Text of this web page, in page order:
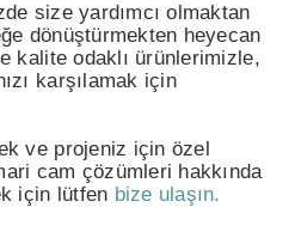
size yardımcı olmaktan
dönüştürmekten heyecan
kalite odaklı ürünlerimizle,
karşılamak için
ve projeniz için özel
cam çözümleri hakkında
için lütfen bize ulaşın.